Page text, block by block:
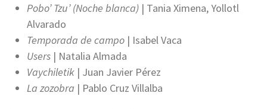
Pobo’ Tzu’ (Noche blanca) | Tania Ximena, Yollotl
Alvarado
Temporada de campo | Isabel Vaca
Users | Natalia Almada
Vaychiletik | Juan Javier Pérez
La zozobra | Pablo Cruz Villalba